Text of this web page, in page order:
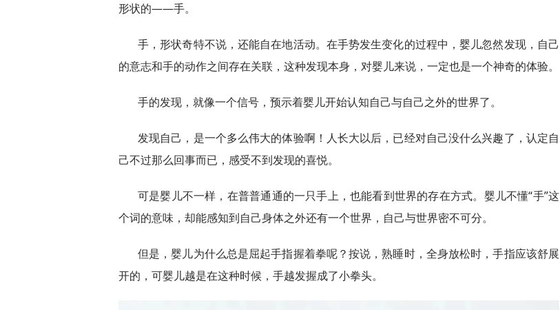
形状的——手。
手，形状奇特不说，还能自在地活动。在手势发生变化的过程中，婴儿忽然发现，自己
的意志和手的动作之间存在关联，这种发现本身，对婴儿来说，一定也是一个神奇的体验。
手的发现，就像一个信号，预示着婴儿开始认知自己与自己之外的世界了。
发现自己，是一个多么伟大的体验啊！人长大以后，已经对自己没什么兴趣了，认定自
己不过那么回事而已，感受不到发现的喜悦。
可是婴儿不一样，在普普通通的一只手上，也能看到世界的存在方式。婴儿不懂“手”这
个词的意味，却能感知到自己身体之外还有一个世界，自己与世界密不可分。
但是，婴儿为什么总是屈起手指握着拳呢？按说，熟睡时，全身放松时，手指应该舒展
开的，可婴儿越是在这种时候，手越发握成了小拳头。